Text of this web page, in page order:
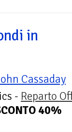
in
Cassaday
- Reparto
40%